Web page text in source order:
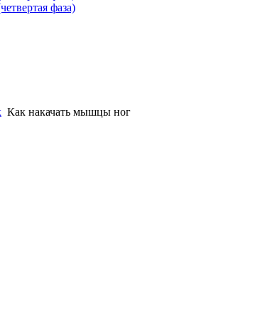
фаза)
Как накачать мышцы ног